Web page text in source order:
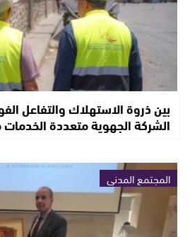
بين ذروة الاستهلاك والتفاعل
الشركة الجهوية متعددة
المجتمع المدني